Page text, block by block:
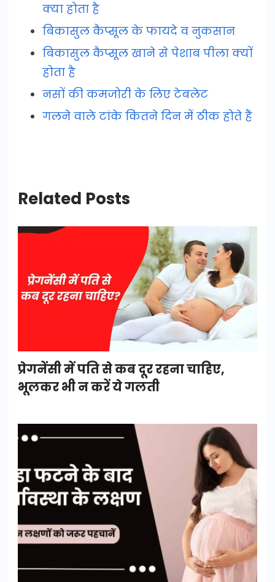
क्या होता है
बिकासुल कैप्सूल के फायदे व नुकसान
बिकासुल कैप्सूल खाने से पेशाब पीला क्यों
होता है
नसों की कमजोरी के लिए टेबलेट
गलने वाले टांके कितने दिन में ठीक होते हैं
Related Posts
प्रेगनेंसी में पति से कब दूर रहना चाहिए,
भूलकर भी न करें ये गलती